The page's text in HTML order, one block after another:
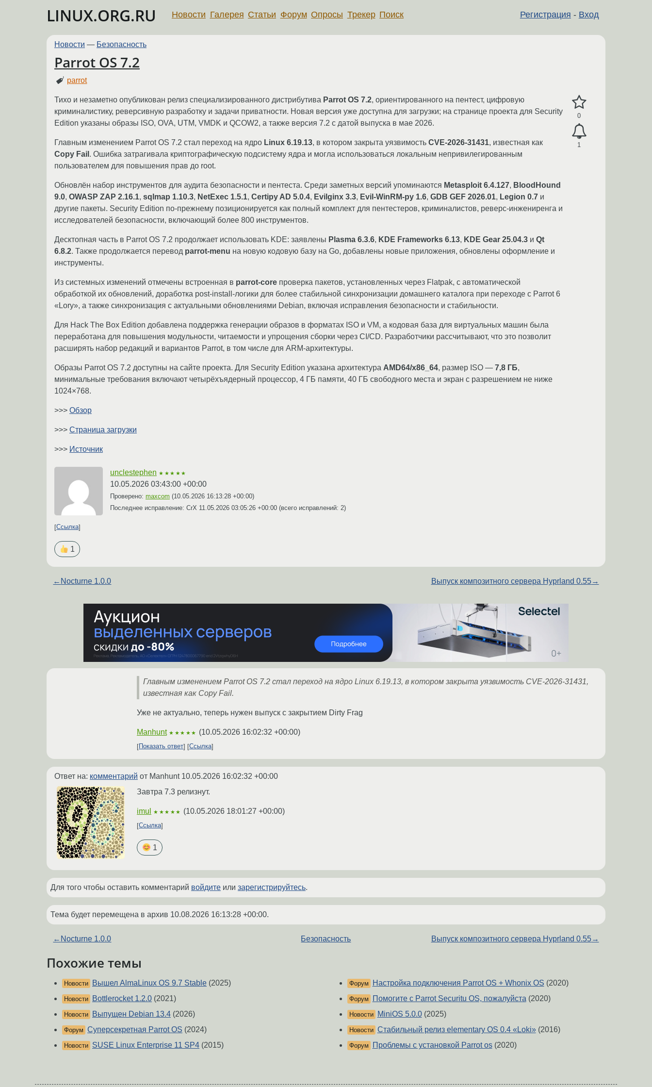
LINUX.ORG.RU Регистрация - Вход
Новости Галерея Статьи Форум Опросы Трекер Поиск
Новости — Безопасность
Parrot OS 7.2
parrot
0
1
Тихо и незаметно опубликован релиз специализированного дистрибутива Parrot OS 7.2, ориентированного на пентест, цифровую
криминалистику, реверсивную разработку и задачи приватности. Новая версия уже доступна для загрузки; на странице проекта для Security
Edition указаны образы ISO, OVA, UTM, VMDK и QCOW2, а также версия 7.2 с датой выпуска в мае 2026.
Главным изменением Parrot OS 7.2 стал переход на ядро Linux 6.19.13, в котором закрыта уязвимость CVE-2026-31431, известная как
Copy Fail . Ошибка затрагивала криптографическую подсистему ядра и могла использоваться локальным непривилегированным
пользователем для повышения прав до root.
Обновлён набор инструментов для аудита безопасности и пентеста. Среди заметных версий упоминаются Metasploit 6.4.127, BloodHound
9.0, OWASP ZAP 2.16.1, sqlmap 1.10.3, NetExec 1.5.1, Certipy AD 5.0.4, Evilginx 3.3, Evil-WinRM-py 1.6, GDB GEF 2026.01, Legion 0.7 и
другие пакеты. Security Edition по-прежнему позиционируется как полный комплект для пентестеров, криминалистов, реверс-инжениренга и
исследователей безопасности, включающий более 800 инструментов.
Десктопная часть в Parrot OS 7.2 продолжает использовать KDE: заявлены Plasma 6.3.6, KDE Frameworks 6.13, KDE Gear 25.04.3 и Qt
6.8.2. Также продолжается перевод parrot-menu на новую кодовую базу на Go, добавлены новые приложения, обновлены оформление и
инструменты.
Из системных изменений отмечены встроенная в parrot-core проверка пакетов, установленных через Flatpak, с автоматической
обработкой их обновлений, доработка post-install-логики для более стабильной синхронизации домашнего каталога при переходе с Parrot 6
«Lory», а также синхронизация с актуальными обновлениями Debian, включая исправления безопасности и стабильности.
Для Hack The Box Edition добавлена поддержка генерации образов в форматах ISO и VM, а кодовая база для виртуальных машин была
переработана для повышения модульности, читаемости и упрощения сборки через CI/CD. Разработчики рассчитывают, что это позволит
расширять набор редакций и вариантов Parrot, в том числе для ARM-архитектуры.
Образы Parrot OS 7.2 доступны на сайте проекта. Для Security Edition указана архитектура AMD64/x86_64, размер ISO — 7,8 ГБ,
минимальные требования включают четырёхъядерный процессор, 4 ГБ памяти, 40 ГБ свободного места и экран с разрешением не ниже
1024×768.
>>> Обзор
>>> Страница загрузки
>>> Источник
unclestephen ★★★★★
10.05.2026 03:43:00 +00:00
Проверено: maxcom (10.05.2026 16:13:28 +00:00)
Последнее исправление: CrX 11.05.2026 03:05:26 +00:00 (всего исправлений: 2)
Ссылка
1
← Nocturne 1.0.0 Выпуск композитного сервера Hyprland 0.55→
Главным изменением Parrot OS 7.2 стал переход на ядро Linux 6.19.13, в котором закрыта уязвимость CVE-2026-31431,
известная как Copy Fail.
Уже не актуально, теперь нужен выпуск с закрытием Dirty Frag
Manhunt ★★★★★ (10.05.2026 16:02:32 +00:00)
Показать ответ Ссылка
Ответ на: комментарий от Manhunt 10.05.2026 16:02:32 +00:00
Завтра 7.3 релизнут.
imul ★★★★★ (10.05.2026 18:01:27 +00:00)
Ссылка
1
Для того чтобы оставить комментарий войдите или зарегистрируйтесь.
Тема будет перемещена в архив 10.08.2026 16:13:28 +00:00.
← Nocturne 1.0.0 Безопасность Выпуск композитного сервера Hyprland 0.55→
Похожие темы
Новости Вышел AlmaLinux OS 9.7 Stable (2025)
Новости Bottlerocket 1.2.0 (2021)
Новости Выпущен Debian 13.4 (2026)
Форум Суперсекретная Parrot OS (2024)
Новости SUSE Linux Enterprise 11 SP4 (2015)
Форум Настройка подключения Parrot OS + Whonix OS (2020)
Форум Помогите с Parrot Securitu OS, пожалуйста (2020)
Новости MiniOS 5.0.0(2025)
Новости Стабильный релиз elementary OS 0.4 «Loki»(2016)
Форум Проблемы с установкой Parrot os(2020)